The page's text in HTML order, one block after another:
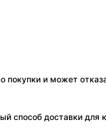
и может
способ доставки для